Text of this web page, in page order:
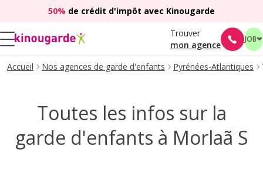
50% de crédit d'impôt avec Kinougarde
Trouver
mon agence
JOB
Accueil Nos agences de garde d'enfants Pyrénées-Atlantiques
Toutes les infos sur la
garde d'enfants à Morlaã S